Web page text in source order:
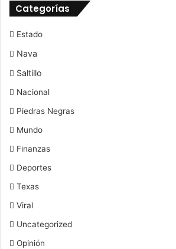
Categorías
Estado
Nava
Saltillo
Nacional
Piedras Negras
Mundo
Finanzas
Deportes
Texas
Viral
Uncategorized
Opinión